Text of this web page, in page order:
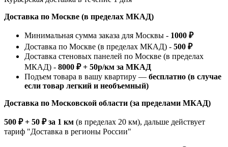
Доставка по Москве (в пределах МКАД)
Минимальная сумма заказа для Москвы - 1000 ₽
Доставка по Москве (в пределах МКАД) - 500 ₽
Доставка стеновых панелей по Москве (в пределах
МКАД) - 8000 ₽ + 50р/км за МКАД
Подъем товара в вашу квартиру — бесплатно (в случае
если товар легкий и необъемный)
Доставка по Московской области (за пределами МКАД)
500 ₽ + 50 ₽ за 1 км (в пределах 20 км), дальше действует
тариф "Доставка в регионы России"